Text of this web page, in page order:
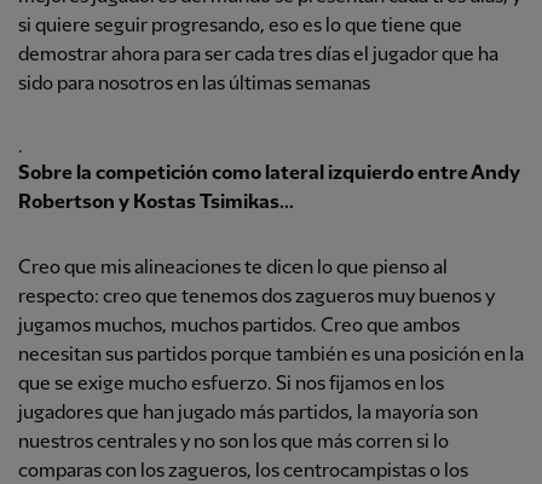
si quiere seguir progresando, eso es lo que tiene que
demostrar ahora para ser cada tres días el jugador que ha
sido para nosotros en las últimas semanas
.
Sobre la competición como lateral izquierdo entre Andy
Robertson y Kostas Tsimikas...
Creo que mis alineaciones te dicen lo que pienso al
respecto: creo que tenemos dos zagueros muy buenos y
jugamos muchos, muchos partidos. Creo que ambos
necesitan sus partidos porque también es una posición en la
que se exige mucho esfuerzo. Si nos fijamos en los
jugadores que han jugado más partidos, la mayoría son
nuestros centrales y no son los que más corren si lo
comparas con los zagueros, los centrocampistas o los